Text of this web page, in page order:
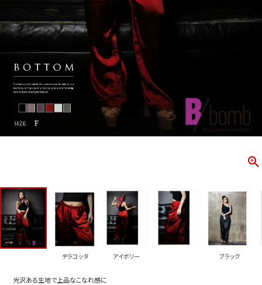
商品一覧
CONTENTS
ス
ス
新作
トップス
ボトムス
ワンピース
テラコッタ アイボリー ブラック
光沢ある生地で上品なこなれ感に